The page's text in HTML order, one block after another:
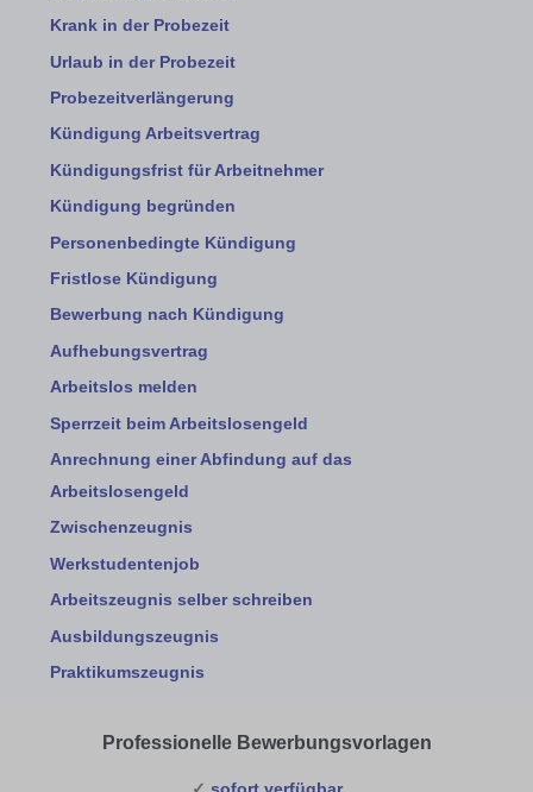
Krank in der Probezeit
Urlaub in der Probezeit
Probezeitverlängerung
Kündigung Arbeitsvertrag
Kündigungsfrist für Arbeitnehmer
Kündigung begründen
Personenbedingte Kündigung
Fristlose Kündigung
Bewerbung nach Kündigung
Aufhebungsvertrag
Arbeitslos melden
Sperrzeit beim Arbeitslosengeld
Anrechnung einer Abfindung auf das
Arbeitslosengeld
Zwischenzeugnis
Werkstudentenjob
Arbeitszeugnis selber schreiben
Ausbildungszeugnis
Praktikumszeugnis
Professionelle Bewerbungsvorlagen